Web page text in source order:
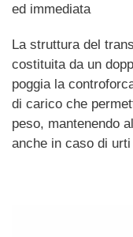
ed immediata
La struttura del
costituita da un
poggia la
di carico che
peso, mantenendo
anche in caso di